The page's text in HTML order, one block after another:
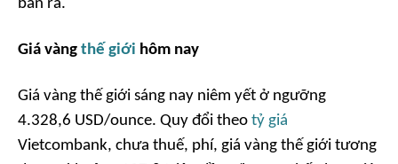
bán ra.
Giá vàng thế giới hôm nay
Giá vàng thế giới sáng nay niêm yết ở ngưỡng
4.328,6 USD/ounce. Quy đổi theo tỷ giá
Vietcombank, chưa thuế, phí, giá vàng thế giới tương